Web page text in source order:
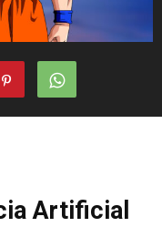
Artificial